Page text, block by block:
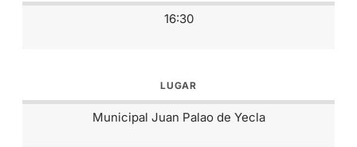
16:30
LUGAR
Municipal Juan Palao de Yecla